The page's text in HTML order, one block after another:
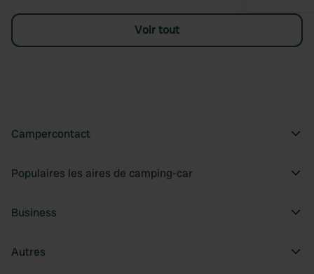
Voir tout
Campercontact
Populaires les aires de camping-car
Business
Autres